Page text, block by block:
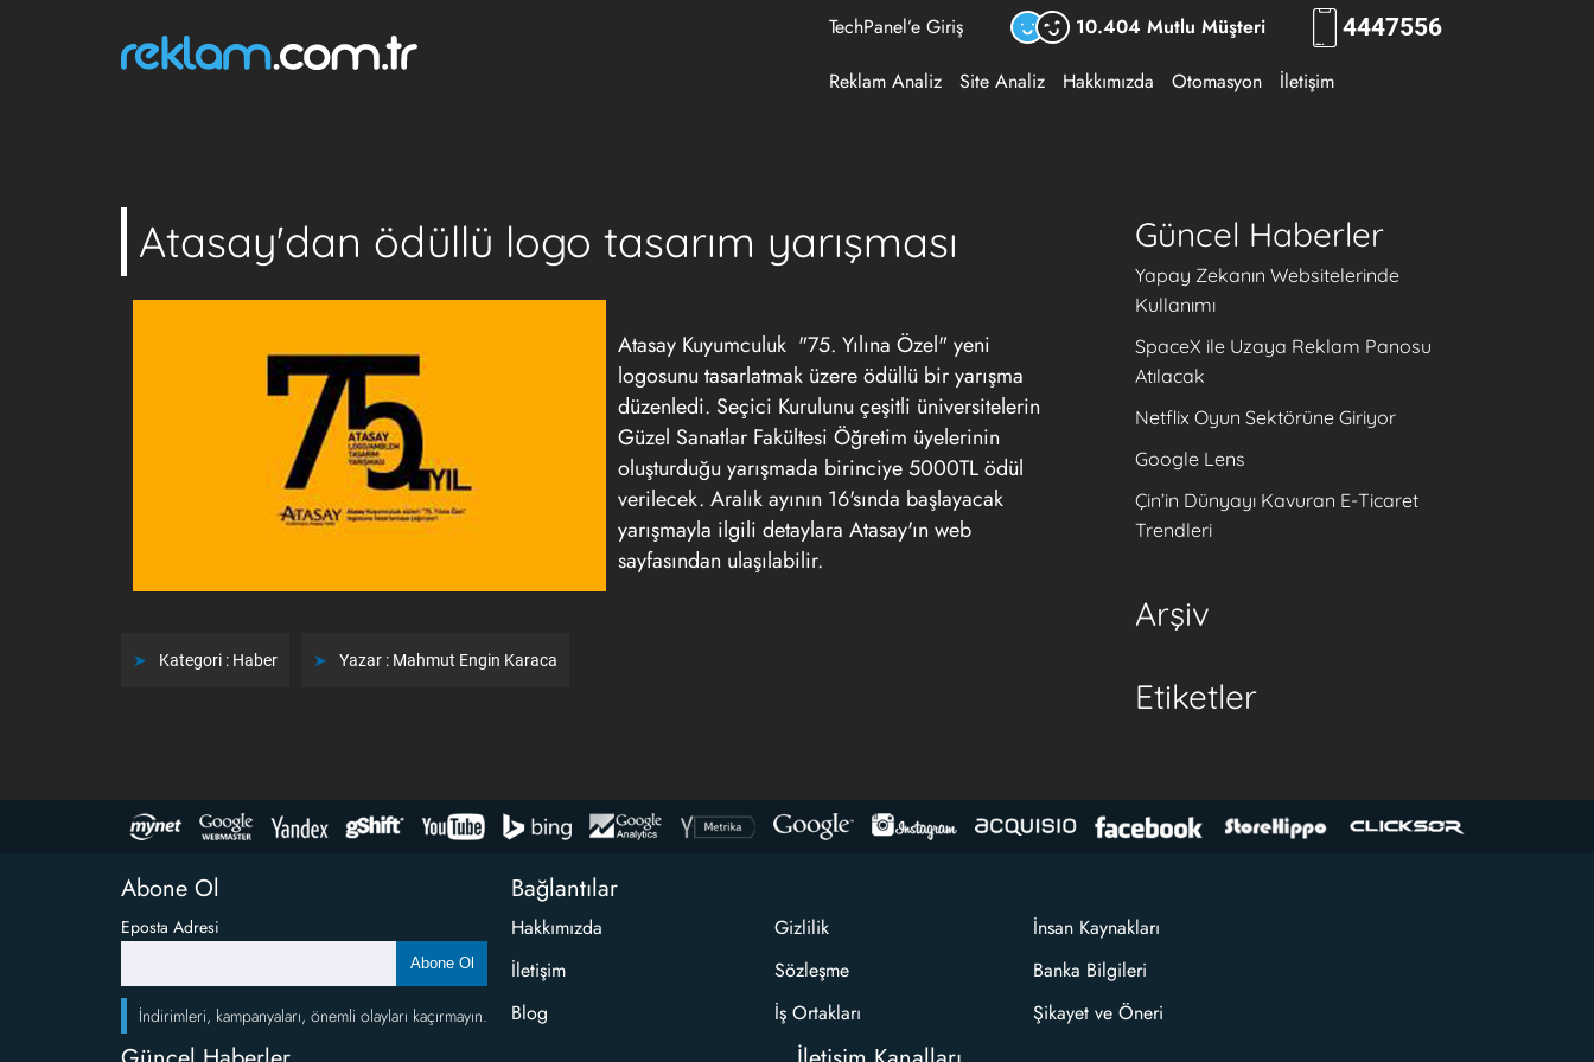
TechPanel’e Giriş 10.404 Mutlu Müşteri 4447556
Reklam Analiz Site Analiz Hakkımızda Otomasyon İletişim
Atasay'dan ödüllü logo tasarım yarışması
Atasay Kuyumculuk "75. Yılına Özel" yeni
logosunu tasarlatmak üzere ödüllü bir yarışma
düzenledi. Seçici Kurulunu çeşitli üniversitelerin
Güzel Sanatlar Fakültesi Öğretim üyelerinin
oluşturduğu yarışmada birinciye 5000TL ödül
verilecek. Aralık ayının 16'sında başlayacak
yarışmayla ilgili detaylara Atasay'ın web
sayfasından ulaşılabilir.
Kategori : Haber Yazar : Mahmut Engin Karaca
Güncel Haberler
Yapay Zekanın Websitelerinde
Kullanımı
SpaceX ile Uzaya Reklam Panosu
Atılacak
Netflix Oyun Sektörüne Giriyor
Google Lens
Çin’in Dünyayı Kavuran E-Ticaret
Trendleri
Arşiv
Etiketler
Abone Ol
Eposta Adresi
Abone Ol
İndirimleri, kampanyaları, önemli olayları kaçırmayın.
Bağlantılar
Hakkımızda
İletişim
Blog
Gizlilik
Sözleşme
İş Ortakları
İnsan Kaynakları
Banka Bilgileri
Şikayet ve Öneri